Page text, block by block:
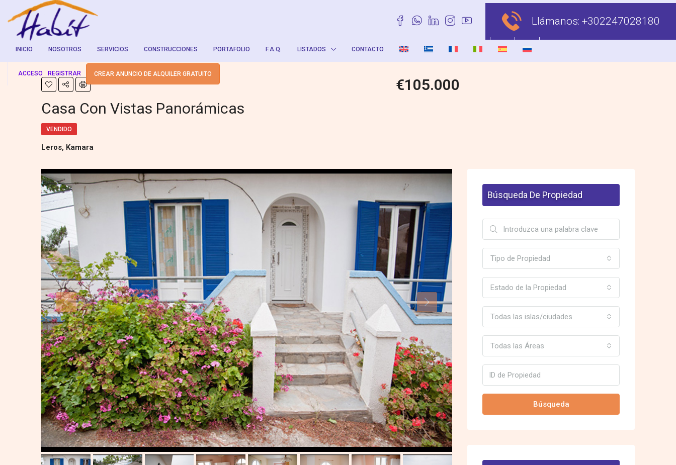
Llámanos: +302247028180
INICIO NOSOTROS SERVICIOS CONSTRUCCIONES PORTAFOLIO F.A.Q. LISTADOS CONTACTO
ACCESO REGISTRAR CREAR ANUNCIO DE ALQUILER GRATUITO
€105.000
Casa Con Vistas Panorámicas
VENDIDO
Leros, Kamara
Búsqueda De Propiedad
Tipo de Propiedad
Estado de la Propiedad
Todas las islas/ciudades
Todas las Áreas
Búsqueda